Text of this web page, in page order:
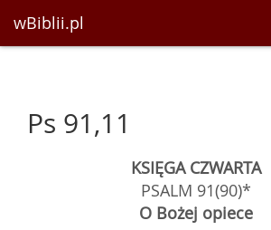
wBiblii.pl
Ps 91,11
KSIĘGA CZWARTA
PSALM 91(90)*
O Bożej opiece